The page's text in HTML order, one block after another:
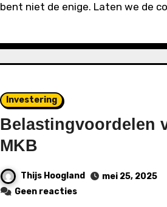
bent niet de enige. Laten we de
Investering
Belastingvoordelen
MKB
Thijs Hoogland
mei 25, 2025
Geen reacties